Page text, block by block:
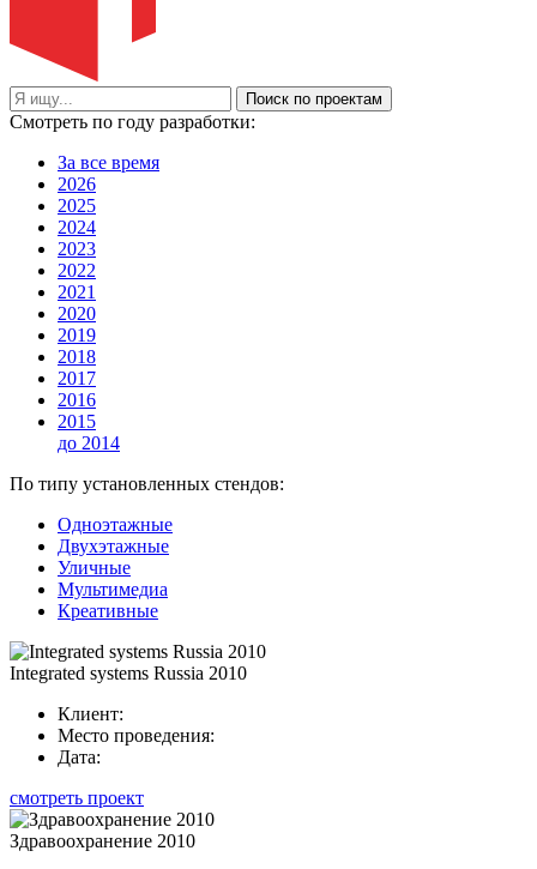
Поиск по проектам
Смотреть по году разработки:
За все время
2026
2025
2024
2023
2022
2021
2020
2019
2018
2017
2016
2015
до 2014
По типу установленных стендов:
Одноэтажные
Двухэтажные
Уличные
Мультимедиа
Креативные
Integrated systems Russia 2010
Клиент:
Место проведения:
Дата:
смотреть проект
Здравоохранение 2010